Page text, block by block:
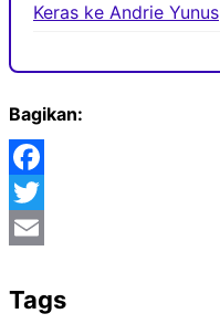
Keras ke Andrie Yunus
Bagikan:
Facebook
Twitter
Tags